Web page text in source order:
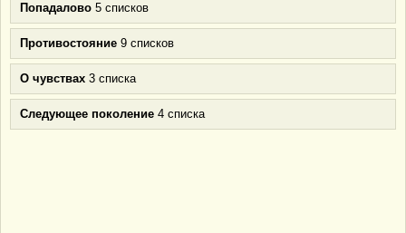
Попадалово 5 списков
Противостояние 9 списков
О чувствах 3 списка
Следующее поколение 4 списка